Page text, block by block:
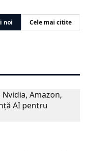
noi Cele mai citite